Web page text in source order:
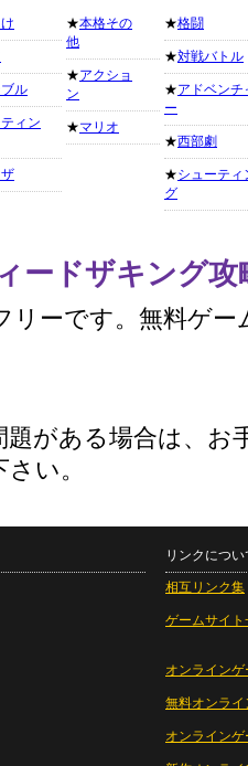
ル
ィン
★本格その
他
★アクショ
ン
★マリオ
★格闘
★対戦バトル
★アドベンチ
ー
★西部劇
★シューティ
グ
ードザキング
リーです。無料ゲー
題がある場合は、お
い。
リンクについ
相互リンク集
ゲームサイト
オンラインゲ
無料オンライ
オンライン